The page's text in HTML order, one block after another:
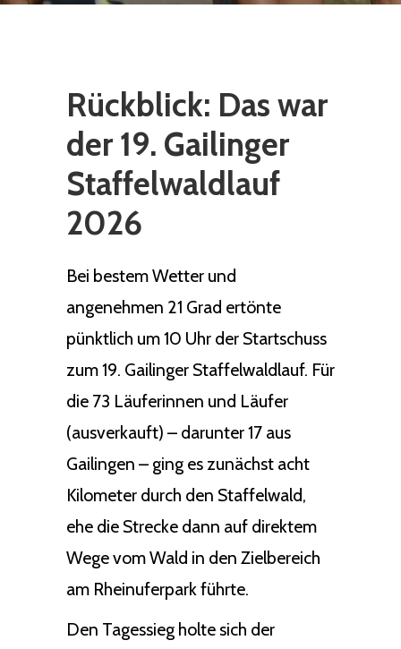
Rückblick: Das war
der 19. Gailinger
Staffelwaldlauf
2026
Bei bestem Wetter und
angenehmen 21 Grad ertönte
pünktlich um 10 Uhr der Startschuss
zum 19. Gailinger Staffelwaldlauf. Für
die 73 Läuferinnen und Läufer
(ausverkauft) – darunter 17 aus
Gailingen – ging es zunächst acht
Kilometer durch den Staffelwald,
ehe die Strecke dann auf direktem
Wege vom Wald in den Zielbereich
am Rheinuferpark führte.
Den Tagessieg holte sich der